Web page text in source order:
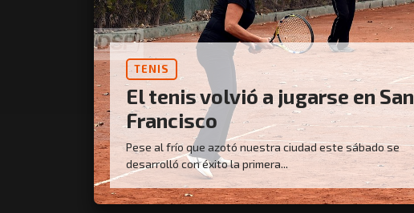
TENIS
El tenis volvió a jugarse en San
Francisco
Pese al frío que azotó nuestra ciudad este sábado se
desarrolló con éxito la primera...